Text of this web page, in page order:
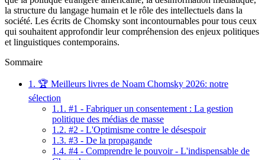
la structure du langage humain et le rôle des intellectuels dans la
société. Les écrits de Chomsky sont incontournables pour tous ceux
qui souhaitent approfondir leur compréhension des enjeux politiques
et linguistiques contemporains.
Sommaire
1. 🏆 Meilleurs livres de Noam Chomsky 2026: notre
sélection
1.1. #1 - Fabriquer un consentement : La gestion
politique des médias de masse
1.2. #2 - L'Optimisme contre le désespoir
1.3. #3 - De la propagande
1.4. #4 - Comprendre le pouvoir - L'indispensable de